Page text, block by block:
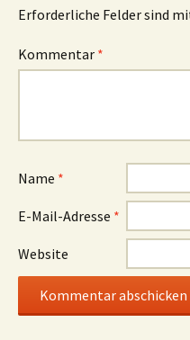
Erforderliche Felder sind
Kommentar *
Name *
E-Mail-Adresse *
Website